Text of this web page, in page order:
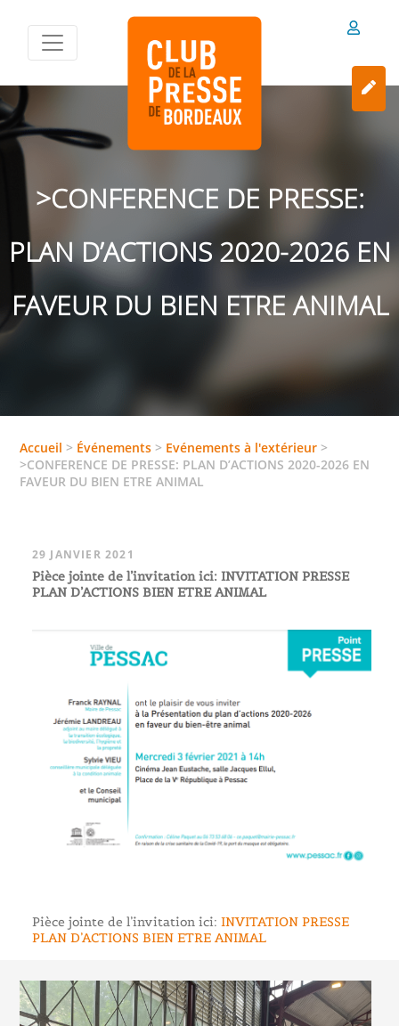
>CONFERENCE DE PRESSE:
PLAN D’ACTIONS 2020-2026 EN
FAVEUR DU BIEN ETRE ANIMAL
Accueil > Événements > Evénements à l'extérieur >
>CONFERENCE DE PRESSE: PLAN D’ACTIONS 2020-2026 EN
FAVEUR DU BIEN ETRE ANIMAL
29 JANVIER 2021
Pièce jointe de l’invitation ici: INVITATION PRESSE
PLAN D’ACTIONS BIEN ETRE ANIMAL
Pièce jointe de l’invitation ici: INVITATION PRESSE
PLAN D’ACTIONS BIEN ETRE ANIMAL